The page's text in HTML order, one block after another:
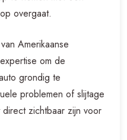
overgaat.
Amerikaanse
om de
grondig te
problemen of slijtage
zichtbaar zijn voor